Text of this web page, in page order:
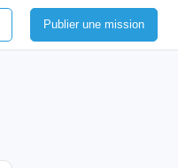
Publier une mission